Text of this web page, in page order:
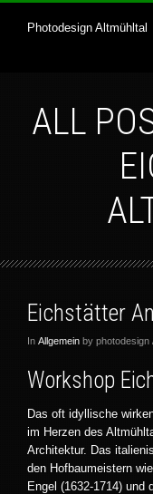
Photodesign Altmühltal
ALL
Eichstätter
In Allgemein by photodesign
Workshop
Das oft idyllische
im Herzen des
Architektur. Das
den Hofbaumeistern
Engel (1632-1714) und